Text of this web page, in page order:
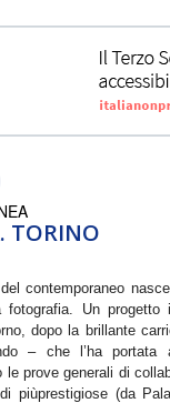
TORINO
contemporaneo
fotografia. Un progetto
dopo la brillante
– che l’ha portata
le prove generali di
piùprestigiose (da